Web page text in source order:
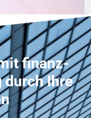
finanz-
durch Ihre